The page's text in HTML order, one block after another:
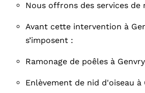
Nous offrons des services de
Avant cette intervention à
s’imposent :
Ramonage de poêles à Genvry
Enlèvement de nid d'oiseau à